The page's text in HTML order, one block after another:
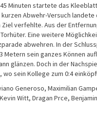
Minuten startete das
kurzen Abwehr-Versuch
verfehlte. Aus der
Eine weitere
abwehren. In der
Metern sein ganzes Können
glänzen. Doch in der
sein Kollege zum 0:4
Generoso, Maximilian
Witt, Dragan Prce,